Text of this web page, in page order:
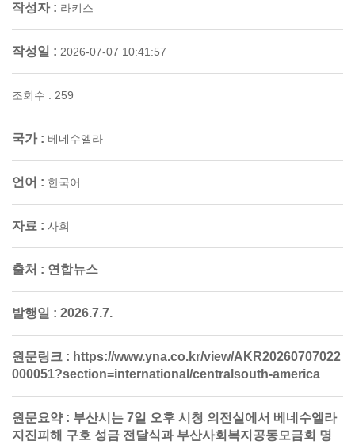
작성자 : 라키스
작성일 : 2026-07-07 10:41:57
조회수 : 259
국가 : 베네수엘라
언어 : 한국어
자료 : 사회
출처 : 연합뉴스
발행일 : 2026.7.7.
원문링크 : https://www.yna.co.kr/view/AKR20260707022
000051?section=international/centralsouth-america
원문요약 : 부산시는 7일 오후 시청 의전실에서 베네수엘라
지진피해 구호 성금 전달식과 부산사회복지공동모금회 명